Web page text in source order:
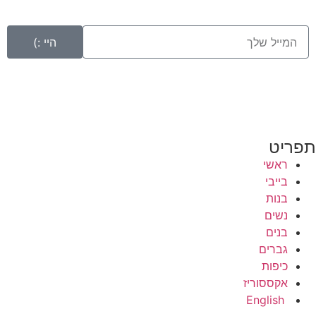
היי :)
ראשי
בייבי
בנות
נשים
בנים
גברים
כיפות
אקססוריז
English